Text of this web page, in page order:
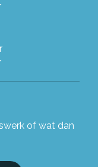
of wat dan